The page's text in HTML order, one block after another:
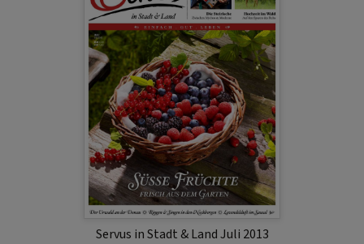
Servus in Stadt & Land Juli 2013